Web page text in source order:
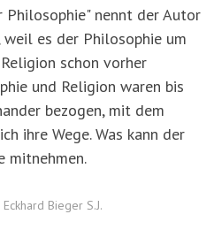
Philosophie" nennt der Autor
weil es der Philosophie um
schon vorher
und Religion waren bis
bezogen, mit dem
ihre Wege. Was kann der
mitnehmen.
Eckhard Bieger S.J.